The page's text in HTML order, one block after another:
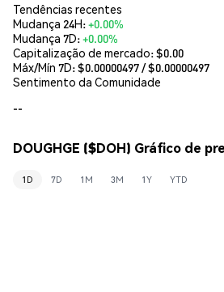
Tendências recentes
Mudança 24H:+0.00%
Mudança 7D:+0.00%
Capitalização de mercado:$0.00
Máx/Mín 7D: $0.00000497/ $0.00000497
Sentimento da Comunidade
--
DOUGHGE ($DOH) Gráfico de
1D 7D 1M 3M 1Y YTD